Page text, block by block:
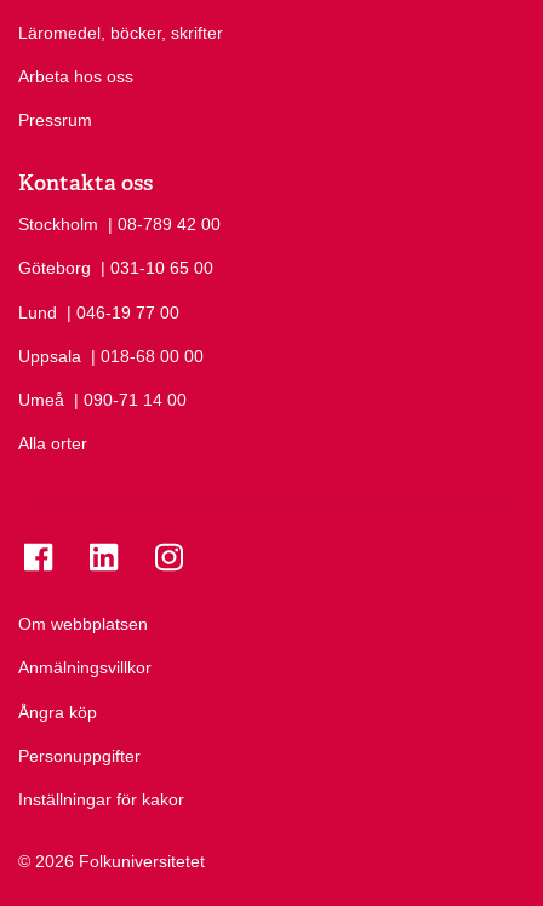
Läromedel, böcker, skrifter
Arbeta hos oss
Pressrum
Kontakta oss
Stockholm Ring Stockholm på
| 08-789 42 00
Göteborg Ring Göteborg på
| 031-10 65 00
Lund Ring Lund på
| 046-19 77 00
Uppsala Ring Uppsala på
| 018-68 00 00
Umeå Ring Umeå på
| 090-71 14 00
Alla orter
© 2026 Folkuniversitetet
Om webbplatsen
Anmälningsvillkor
Ångra köp
Personuppgifter
Inställningar för kakor
Se folkuniversitetet på Facebook
Se folkuniversitetet på LinkedIn